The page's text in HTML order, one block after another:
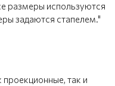
размеры используются
задаются стапелем."
так и